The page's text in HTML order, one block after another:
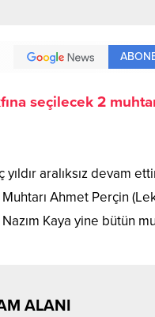
seçilecek 2
aralıksız devam
Ahmet Perçin
Kaya yine bütün
ALANI